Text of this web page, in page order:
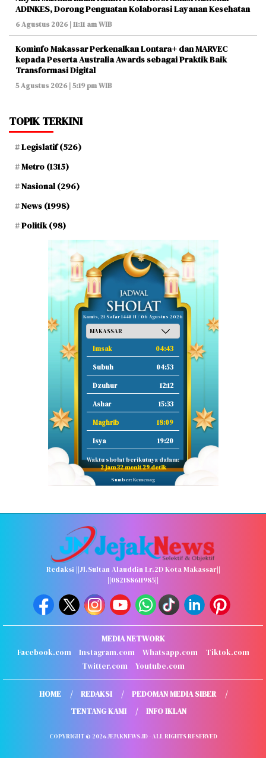
ADINKES, Dorong Penguatan Kolaborasi Layanan Kesehatan
6 Agustus 2026 | 11:11 am WIB
Kominfo Makassar Perkenalkan Lontara+ dan MARVEC
kepada Peserta Australia Awards sebagai Praktik Baik
Transformasi Digital
5 Agustus 2026 | 5:19 pm WIB
TOPIK TERKINI
Legislatif(526)
Metro (1315)
Nasional(296)
News (1998)
Politik(98)
Kamis, 21 Safar 1448 H / 06 Agustus 2026
Imsak 04:43
Subuh 04:53
Dzuhur 12:12
Ashar 15:33
Maghrib 18:09
Isya 19:20
Waktu sholat berikutnya dalam:
2 jam 32 menit 28 detik
Sumber: Kemenag
Redaksi ||Jl.Sultan Alauddin Lr.2D Kota Makassar||
||082188611985||
MEDIA NETWORK
Facebook.com
Instagram.com Whatsapp.com
Tiktok.com
Twitter.com
Youtube.com
HOME REDAKSI
PEDOMAN MEDIA SIBER
TENTANG KAMI
INFO IKLAN
COPYRIGHT © 2026 JEJAKNEWS.ID - ALL RIGHTS RESERVED